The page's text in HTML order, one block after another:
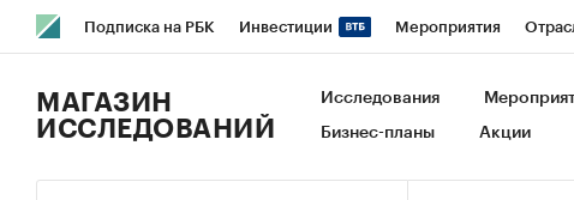
Подписка на РБК Инвестиции Мероприятия
Исследования Кредитные рейтинги Франшизы Газета
МАГАЗИН
ИССЛЕДОВАНИЙ
Исследования
Бизнес-планы Акции